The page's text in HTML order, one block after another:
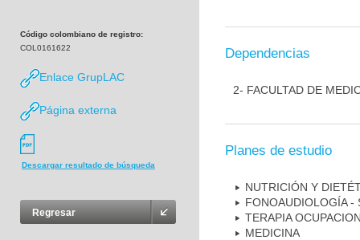
Código colombiano de registro:
COL0161622
Enlace GrupLAC
Página externa
Descargar resultado de búsqueda
Regresar
Dependencias
2- FACULTAD DE
Planes de estudio
NUTRICIÓN Y
FONOAUDIOLOGÍA -
TERAPIA
MEDICINA